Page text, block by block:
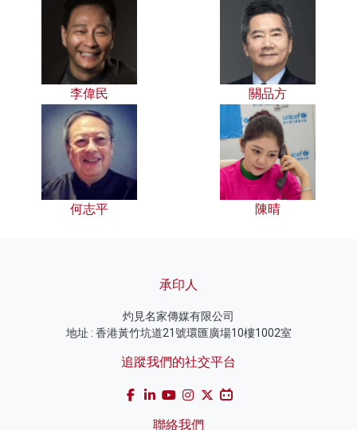
李偉民 關品方
何志平 陳晴
承印人
灼見名家傳媒有限公司
地址 : 香港黃竹坑道21號環匯廣場10樓1002室
追蹤我們的社交平台
聯絡我們